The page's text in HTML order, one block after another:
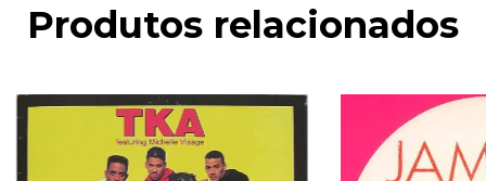
Produtos relacionados